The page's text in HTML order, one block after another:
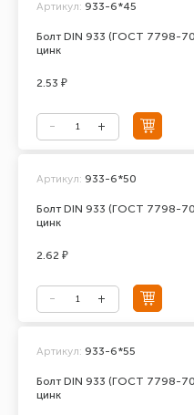
Болт DIN 933 (ГОСТ 7798-
цинк
Артикул: 933-6*45
2.53 ₽
Болт DIN 933 (ГОСТ 7798-
цинк
Артикул: 933-6*50
2.62 ₽
Болт DIN 933 (ГОСТ 7798-
цинк
Артикул: 933-6*55